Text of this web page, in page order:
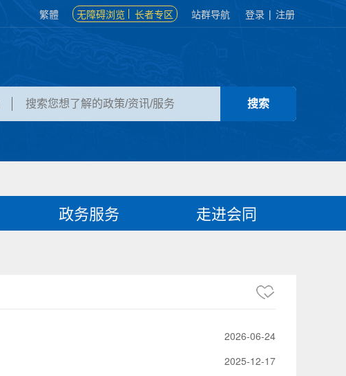
繁體 无障碍浏览 长者专区 站群导航 登录 | 注册
政务服务 走进会同
2026-06-24
2025-12-17